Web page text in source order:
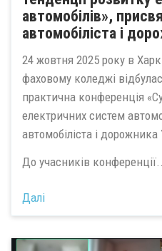
автомобілів»,
автомобіліста і
24 жовтня 2025 року в
фаховому коледжі
практична конференція
електричних систем
автомобіліста і дорожника
До учасників конференції...
Далі